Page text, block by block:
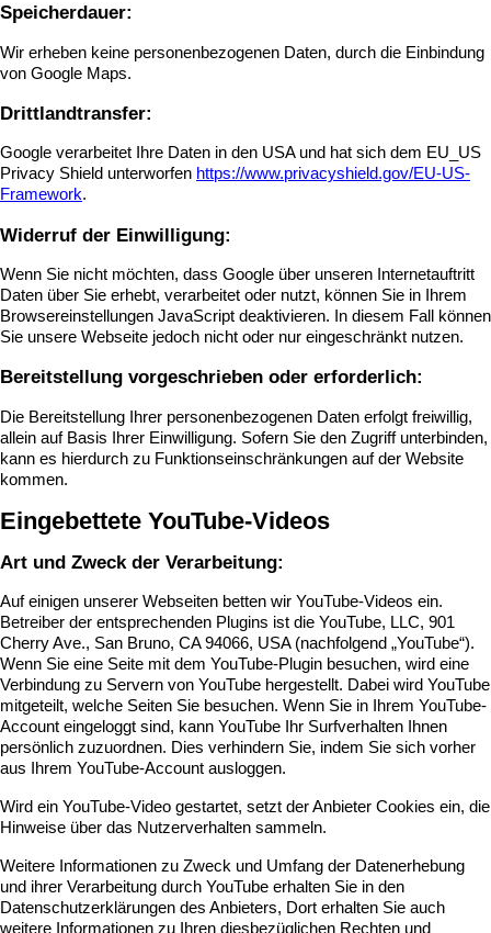
Speicherdauer:
Wir erheben keine personenbezogenen Daten, durch die Einbindung
von Google Maps.
Drittlandtransfer:
Google verarbeitet Ihre Daten in den USA und hat sich dem EU_US
Privacy Shield unterworfen https://www.privacyshield.gov/EU-US-
Framework.
Widerruf der Einwilligung:
Wenn Sie nicht möchten, dass Google über unseren Internetauftritt
Daten über Sie erhebt, verarbeitet oder nutzt, können Sie in Ihrem
Browsereinstellungen JavaScript deaktivieren. In diesem Fall können
Sie unsere Webseite jedoch nicht oder nur eingeschränkt nutzen.
Bereitstellung vorgeschrieben oder erforderlich:
Die Bereitstellung Ihrer personenbezogenen Daten erfolgt freiwillig,
allein auf Basis Ihrer Einwilligung. Sofern Sie den Zugriff unterbinden,
kann es hierdurch zu Funktionseinschränkungen auf der Website
kommen.
Eingebettete YouTube-Videos
Art und Zweck der Verarbeitung:
Auf einigen unserer Webseiten betten wir YouTube-Videos ein.
Betreiber der entsprechenden Plugins ist die YouTube, LLC, 901
Cherry Ave., San Bruno, CA 94066, USA (nachfolgend „YouTube“).
Wenn Sie eine Seite mit dem YouTube-Plugin besuchen, wird eine
Verbindung zu Servern von YouTube hergestellt. Dabei wird YouTube
mitgeteilt, welche Seiten Sie besuchen. Wenn Sie in Ihrem YouTube-
Account eingeloggt sind, kann YouTube Ihr Surfverhalten Ihnen
persönlich zuzuordnen. Dies verhindern Sie, indem Sie sich vorher
aus Ihrem YouTube-Account ausloggen.
Wird ein YouTube-Video gestartet, setzt der Anbieter Cookies ein, die
Hinweise über das Nutzerverhalten sammeln.
Weitere Informationen zu Zweck und Umfang der Datenerhebung
und ihrer Verarbeitung durch YouTube erhalten Sie in den
Datenschutzerklärungen des Anbieters, Dort erhalten Sie auch
weitere Informationen zu Ihren diesbezüglichen Rechten und